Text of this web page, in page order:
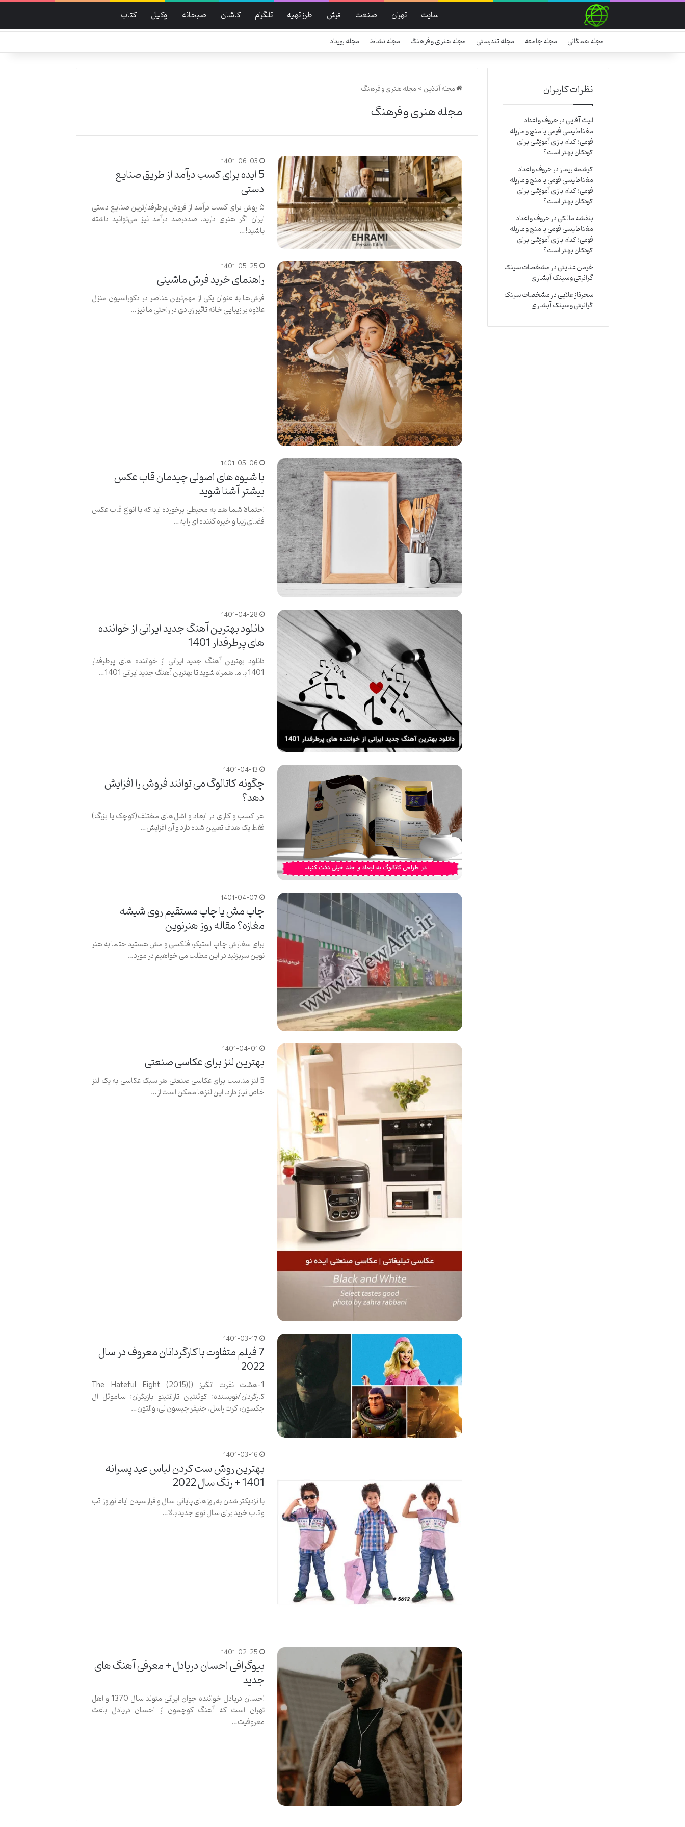
سایت تهران صنعت فرش طرز تهیه تلگرام کاشان صبحانه وکیل کتاب
مجله همگانی مجله جامعه مجله تندرستی مجله هنری و فرهنگ مجله نشاط مجله رویداد
مجله آنلاین>مجله هنری و فرهنگ
مجله هنری و فرهنگ
1401-06-03
5 ایده برای کسب درآمد از طریق صنایع
دستی
۵ روش برای کسب درآمد از فروش پرطرفدارترین صنایع دستی
ایران اگر هنری دارید، صددرصد درآمد نیز می‌توانید داشته
باشید!…
1401-05-25
راهنمای خرید فرش ماشینی
فرش‌ها به عنوان یکی از مهم‌ترین عناصر در دکوراسیون منزل
علاوه بر زیبایی خانه تاثیر زیادی در راحتی ما نیز…
1401-05-06
با شیوه های اصولی چیدمان قاب عکس
بیشتر آشنا شوید
احتمالا شما هم به محیطی برخورده اید که با انواع قاب عکس
فضای زیبا و خیره کننده ای را به…
1401-04-28
دانلود بهترین آهنگ جدید ایرانی از خواننده
های پرطرفدار 1401
دانلود بهترین آهنگ جدید ایرانی از خواننده های پرطرفدار
1401 با ما همراه شوید تا بهترین آهنگ جدید ایرانی 1401…
1401-04-13
چگونه کاتالوگ می توانند فروش را افزایش
دهد؟
هر کسب و کاری در ابعاد و اشل‌های مختلف(کوچک یا بزرگ)
فقط یک هدف تعیین شده دارد و آن افزایش…
1401-04-07
چاپ مش یا چاپ مستقیم روی شیشه
مغازه؟ مقاله روز هنرنوین
برای سفارش چاپ استیکر، فلکسی و مش هستید حتما به هنر
نوین سربزنید در این مطلب می خواهیم در مورد…
1401-04-01
بهترین لنز برای عکاسی صنعتی
5 لنز مناسب برای عکاسی صنعتی هر سبک عکاسی به یک لنز
خاص نیاز دارد. این لنزها ممکن است از…
1401-03-17
7 فیلم متفاوت با کارگردانان معروف در سال
2022
1-هشت نفرت انگیز ((The Hateful Eight (2015)
کارگردان/نویسنده: کوئنتین تارانتینو بازیگران: ساموئل ال
جکسون، کرت راسل، جنیفر جیسون لی، والتون…
1401-03-16
بهترین روش ست کردن لباس عید پسرانه
1401 + رنگ سال 2022
با نزدیکتر شدن به روزهای پایانی سال و فرارسیدن ایام نوروز تب
و تاب خرید برای سال نوی جدید بالا…
1401-02-25
بیوگرافی احسان دریادل + معرفی آهنگ های
جدید
احسان دریادل خواننده جوان ایرانی متولد سال 1370 و اهل
تهران است که آهنگ کوچمون از احسان دریادل باعث
معروفیت…
نظرات کاربران
لیث آقاییدرحروف و اعداد
مغناطیسی فومی یا منچ و مارپله
فومی؛ کدام بازی آموزشی برای
کودکان بهتر است؟
کرشمه ریمازدرحروف و اعداد
مغناطیسی فومی یا منچ و مارپله
فومی؛ کدام بازی آموزشی برای
کودکان بهتر است؟
بنفشه مالکیدرحروف و اعداد
مغناطیسی فومی یا منچ و مارپله
فومی؛ کدام بازی آموزشی برای
کودکان بهتر است؟
خرمن عنایتیدرمشخصات سینک
گرانیتی و سینک آبشاری
سحرناز علاییدرمشخصات سینک
گرانیتی و سینک آبشاری